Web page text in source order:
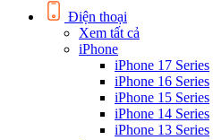
Điện thoại
Xem tất cả
iPhone
iPhone 17 Series
iPhone 16 Series
iPhone 15 Series
iPhone 14 Series
iPhone 13 Series